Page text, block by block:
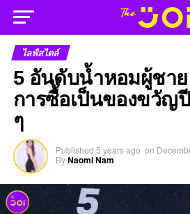
ไลฟ์สไตล์
5 อันดับน้ำหอมผู้ชา
การซื้อเป็นของขวัญ
ๆ
Published 5 years ago on
ByNaomi Nam